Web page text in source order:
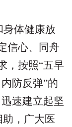
身体健康放
信心、同舟
，按照“五早
防反弹”的
迅速建立起坚
，广大医